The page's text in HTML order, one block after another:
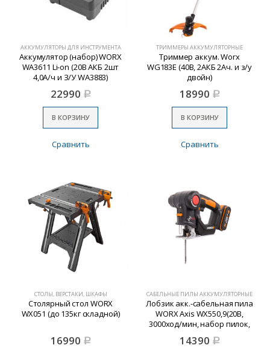
АККУМУЛЯТОРЫ ДЛЯ ИНСТРУМЕНТА
Аккумулятор (набор) WORX
WA3611 Li-on (20В АКБ 2шт
4,0А/ч и З/У WA3883)
22990 Р
В КОРЗИНУ
Сравнить
ТРИММЕРЫ АККУМУЛЯТОРНЫЕ
Триммер аккум. Worx
WG183E (40В, 2АКБ 2Ач. и з/у
двойн)
18990 Р
В КОРЗИНУ
Сравнить
СТОЛЫ, ВЕРСТАКИ, ШКАФЫ
Столярный стол WORX
WХ051 (до 135кг складной)
16990 Р
САБЕЛЬНЫЕ ПИЛЫ АККУМУЛЯТОРНЫЕ
Лобзик акк.-сабельная пила
WORX Axis WX550,9(20В,
3000ход/мин, набор пилок,
БЕЗ АКБ и ЗУ)
14390 Р